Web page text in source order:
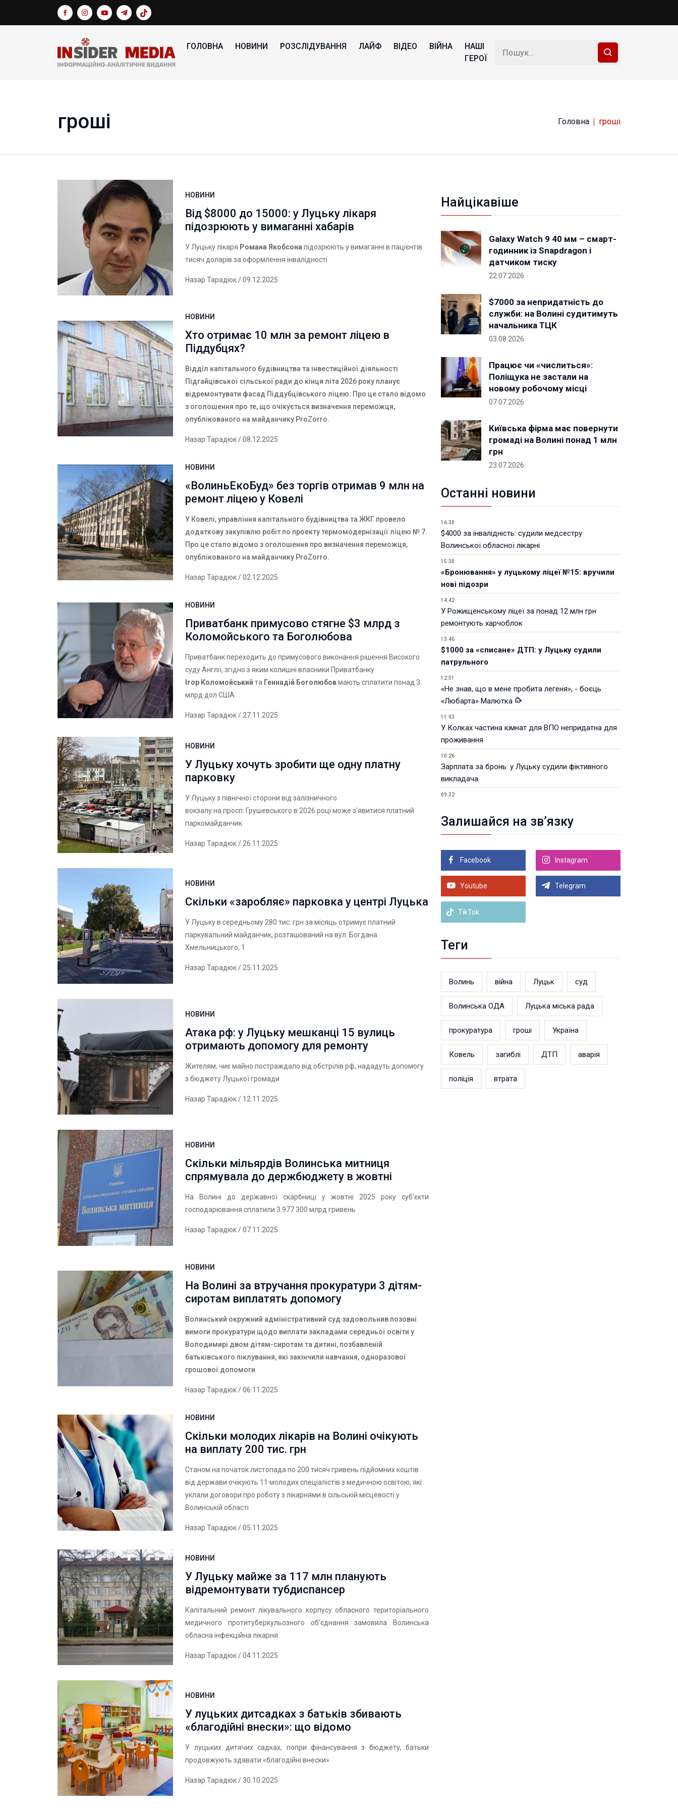
ГОЛОВНА НОВИНИ РОЗСЛІДУВАННЯ ЛАЙФ ВІДЕО ВІЙНА
НАШІ
ГЕРОЇ
гроші Головна гроші
НОВИНИ
Від $8000 до 15000: у Луцьку лікаря
підозрюють у вимаганні хабарів
У Луцьку лікаря Романа Якобсона підозрюють у вимаганні в пацієнтів
тисяч доларів за оформлення інвалідності
Назар Тарадюк/ 09.12.2025
НОВИНИ
Хто отримає 10 млн за ремонт ліцею в
Піддубцях?
Відділ капітального будівництва та інвестиційної діяльності
Підгайцівської сільської ради до кінця літа 2026 року планує
відремонтувати фасад Піддубцівського ліцею. Про це стало відомо
з оголошення про те, що очікується визначення переможця,
опублікованого на майданчику ProZorro.
Назар Тарадюк/ 08.12.2025
НОВИНИ
«ВолиньЕкоБуд» без торгів отримав 9 млн на
ремонт ліцею у Ковелі
У Ковелі, управління капітального будівництва та ЖКГ провело
додаткову закупівлю робіт по проекту термомодернізації ліцею № 7.
Про це стало відомо з оголошення про визначення переможця,
опублікованого на майданчику ProZorro.
Назар Тарадюк/ 02.12.2025
НОВИНИ
Приватбанк примусово стягне $3 млрд з
Коломойського та Боголюбова
Приватбанк переходить до примусового виконання рішення Високого
суду Англії, згідно з яким колишні власники Приватбанку
Ігор Коломойський та Геннадій Боголюбовмають сплатити понад 3
млрд дол США
Назар Тарадюк/ 27.11.2025
НОВИНИ
У Луцьку хочуть зробити ще одну платну
парковку
У Луцьку з північної сторони від залізничного
вокзалу на просп. Грушевського в 2026 році може з’явитися платний
паркомайданчик
Назар Тарадюк/ 26.11.2025
НОВИНИ
Скільки «заробляє» парковка у центрі Луцька
У Луцьку в середньому 280 тис. грн за місяць отримує платний
паркувальний майданчик, розташований на вул. Богдана
Хмельницького, 1
Назар Тарадюк/ 25.11.2025
НОВИНИ
Атака рф: у Луцьку мешканці 15 вулиць
отримають допомогу для ремонту
Жителям, чиє майно постраждало від обстрілів рф, нададуть допомогу
з бюджету Луцької громади
Назар Тарадюк/ 12.11.2025
НОВИНИ
Скільки мільярдів Волинська митниця
спрямувала до держбюджету в жовтні
На Волині до державної скарбниці у жовтні 2025 року суб’єкти
господарювання сплатили 3 977 300 млрд гривень
Назар Тарадюк/ 07.11.2025
НОВИНИ
На Волині за втручання прокуратури 3 дітям-
сиротам виплатять допомогу
Волинський окружний адміністративний суд задовольнив позовні
вимоги прокуратури щодо виплати закладами середньої освіти у
Володимирі двом дітям-сиротам та дитині, позбавленій
батьківського піклування, які закінчили навчання, одноразової
грошової допомоги
Назар Тарадюк/ 06.11.2025
НОВИНИ
Скільки молодих лікарів на Волині очікують
на виплату 200 тис. грн
Станом на початок листопада по 200 тисяч гривень підйомних коштів
від держави очікують 11 молодих спеціалістів з медичною освітою, які
уклали договори про роботу з лікарнями в сільській місцевості у
Волинській області
Назар Тарадюк/ 05.11.2025
НОВИНИ
У Луцьку майже за 117 млн планують
відремонтувати тубдиспансер
Капітальний ремонт лікувального корпусу обласного територіального
медичного протитуберкульозного об’єднання замовила Волинська
обласна інфекційна лікарня
Назар Тарадюк/ 04.11.2025
НОВИНИ
У луцьких дитсадках з батьків збивають
«благодійні внески»: що відомо
У луцьких дитячих садках, попри фінансування з бюджету, батьки
продовжують здавати «благодійні внески»
Назар Тарадюк/ 30.10.2025
Найцікавіше
Galaxy Watch 9 40 мм – смарт-
годинник із Snapdragon і
датчиком тиску
22.07.2026
$7000 за непридатність до
служби: на Волині судитимуть
начальника ТЦК
03.08.2026
Працює чи «числиться»:
Поліщука не застали на
новому робочому місці
07.07.2026
Київська фірма має повернути
громаді на Волині понад 1 млн
грн
23.07.2026
Останні новини
16:30
$4000 за інвалідність: судили медсестру
Волинської обласної лікарні
15:30
«Бронювання» у луцькому ліцеї №15: вручили
нові підозри
14:42
У Рожищенському ліцеї за понад 12 млн грн
ремонтують харчоблок
13:46
$1000 за «списане» ДТП: у Луцьку судили
патрульного
12:51
«Не знав, що в мене пробита легеня», - боєць
«Любарта» Малютка
11:03
У Колках частина кімнат для ВПО непридатна для
проживання
10:26
Зарплата за бронь: у Луцьку судили фіктивного
викладача
09:32
05.08.2026 21:18
Порівняння телеоб'єктивів Sigma Sports та Sony G-
05.08.2026 21:00
У Луцьку на 99,9% готовий новий Державний
ветеранський простір. ВІДЕО
Більше новин
Залишайся на зв’язку
Facebook Instagram
Youtube Telegram
TikTok
Теги
Волинь війна Луцьк суд
Волинська ОДА Луцька міська рада
прокуратура гроші Україна
Ковель загиблі ДТП аварія
поліція втрата